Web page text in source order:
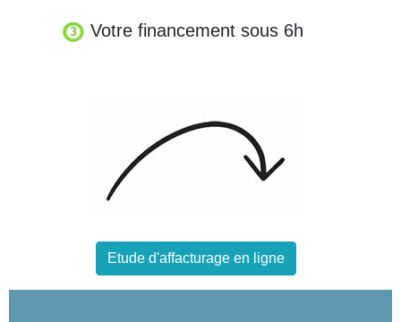
Votre financement sous 6h
Etude d'affacturage en ligne